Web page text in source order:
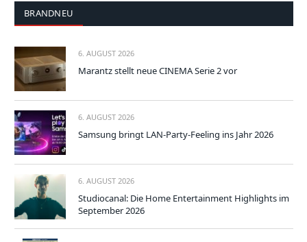
BRANDNEU
6. AUGUST 2026
Marantz stellt neue CINEMA Serie 2 vor
6. AUGUST 2026
Samsung bringt LAN-Party-Feeling ins Jahr 2026
6. AUGUST 2026
Studiocanal: Die Home Entertainment Highlights im
September 2026